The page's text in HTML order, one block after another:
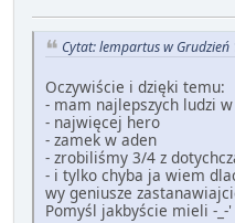
Cytat: lempartus w
Oczywiście i dzięki temu:
- mam najlepszych ludzi
- najwięcej hero
- zamek w aden
- zrobiliśmy 3/4 z
- i tylko chyba ja wiem
wy geniusze
Pomyśl jakbyście mieli -_-